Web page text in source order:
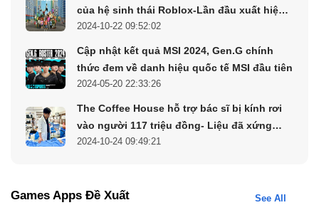
của hệ sinh thái Roblox-Lần đầu xuất hiện
tại Việt Nam
2024-10-22 09:52:02
Cập nhật kết quả MSI 2024, Gen.G chính
thức đem về danh hiệu quốc tế MSI đầu tiên
2024-05-20 22:33:26
The Coffee House hỗ trợ bác sĩ bị kính rơi
vào người 117 triệu đồng- Liệu đã xứng
đáng?
2024-10-24 09:49:21
Games Apps Đề Xuất See All